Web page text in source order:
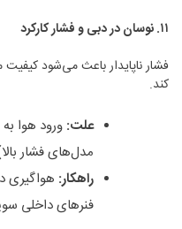
۱۱.نوسان در دبی و فشار کارکرد
فشار ناپایدار باعث می‌شود
کند.
علت: ورود هوا
مدل‌های فشار
راهکار:
فنرهای داخلی